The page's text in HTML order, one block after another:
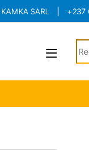
SARL +237